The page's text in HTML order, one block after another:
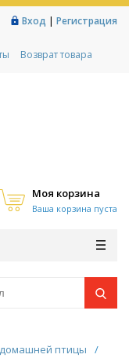
Вход | Регистрация
Возврат товара
Моя корзина
Ваша корзина пуста
птицы
/